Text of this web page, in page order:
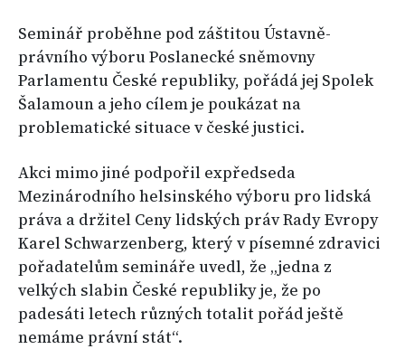
Seminář proběhne pod záštitou Ústavně-
právního výboru Poslanecké sněmovny
Parlamentu České republiky, pořádá jej Spolek
Šalamoun a jeho cílem je poukázat na
problematické situace v české justici.
Akci mimo jiné podpořil expředseda
Mezinárodního helsinského výboru pro lidská
práva a držitel Ceny lidských práv Rady Evropy
Karel Schwarzenberg, který v písemné zdravici
pořadatelům semináře uvedl, že „jedna z
velkých slabin České republiky je, že po
padesáti letech různých totalit pořád ještě
nemáme právní stát“.